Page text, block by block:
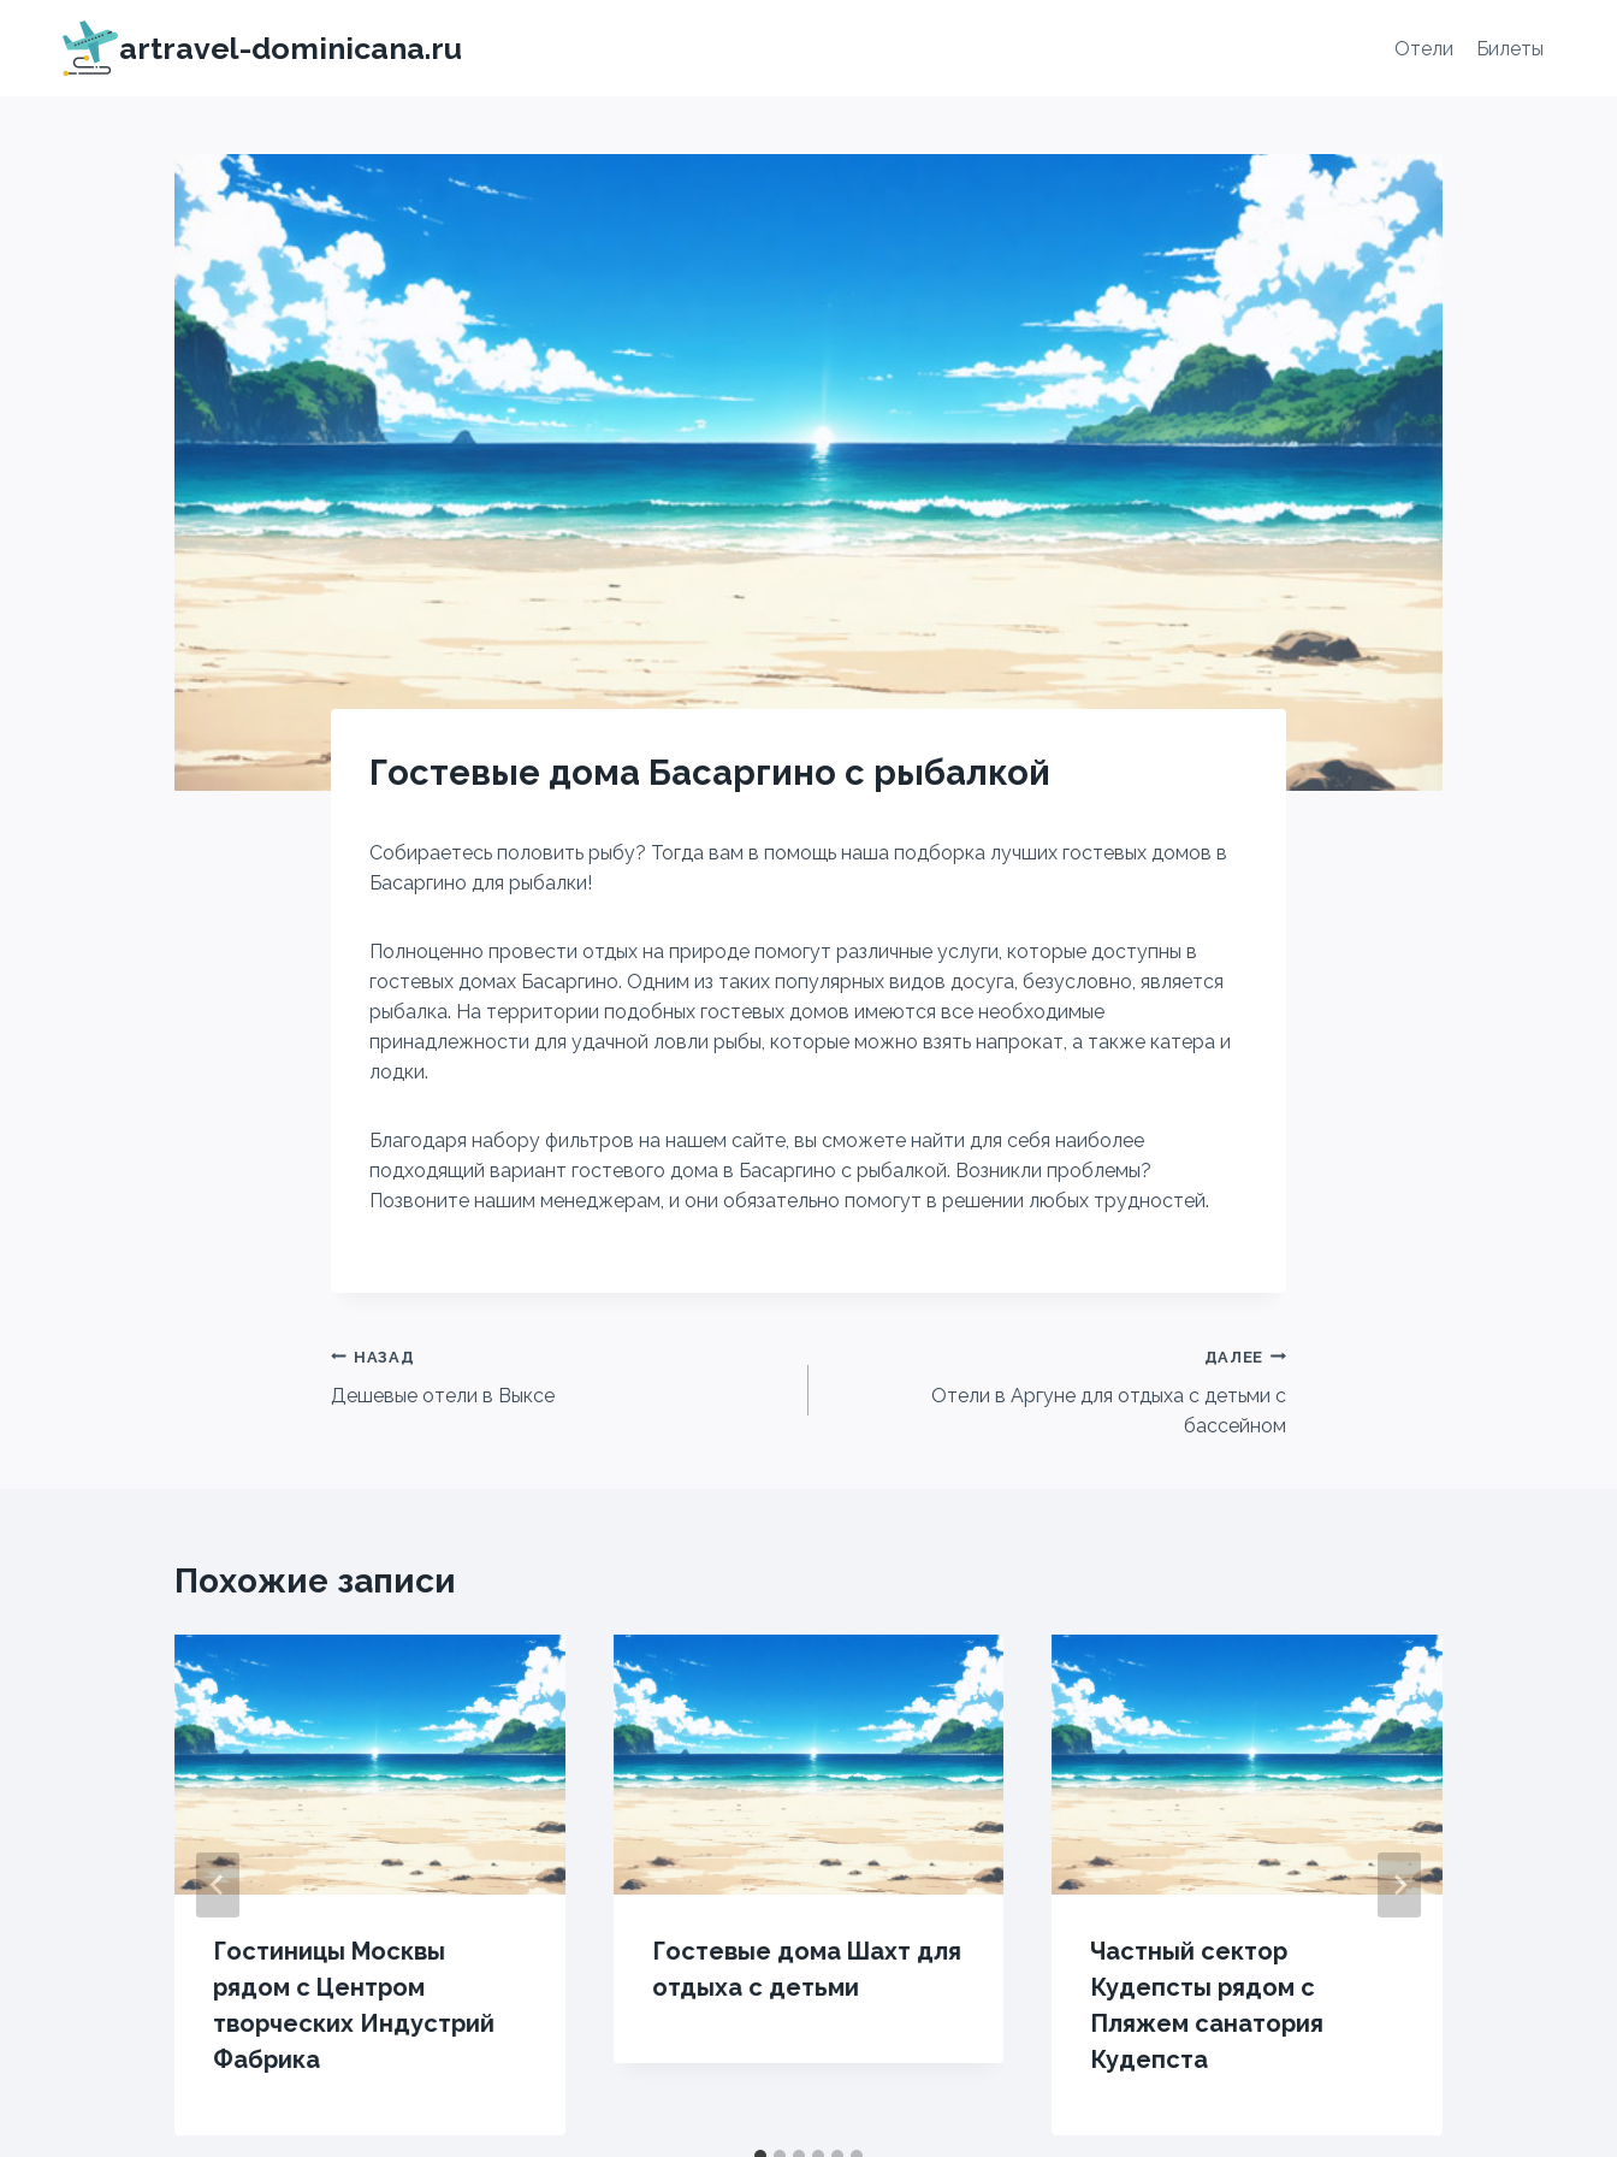
содержимому
artravel-dominicana.ru Отели Билеты
Гостевые дома Басаргино с рыбалкой
Собираетесь половить рыбу? Тогда вам в помощь наша подборка лучших гостевых домов в
Басаргино для рыбалки!
Полноценно провести отдых на природе помогут различные услуги, которые доступны в
гостевых домах Басаргино. Одним из таких популярных видов досуга, безусловно, является
рыбалка. На территории подобных гостевых домов имеются все необходимые
принадлежности для удачной ловли рыбы, которые можно взять напрокат, а также катера и
лодки.
Благодаря набору фильтров на нашем сайте, вы сможете найти для себя наиболее
подходящий вариант гостевого дома в Басаргино с рыбалкой. Возникли проблемы?
Позвоните нашим менеджерам, и они обязательно помогут в решении любых трудностей.
Навигация
по
НАЗАД
Дешевые отели в Выксе
ДАЛЕЕ
Отели в Аргуне для отдыха с детьми с
бассейном
Похожие записи
Гостиницы Москвы
рядом с Центром
творческих Индустрий
Фабрика
Гостевые дома Шахт для
отдыха с детьми
Частный сектор
Кудепсты рядом с
Пляжем санатория
Кудепста